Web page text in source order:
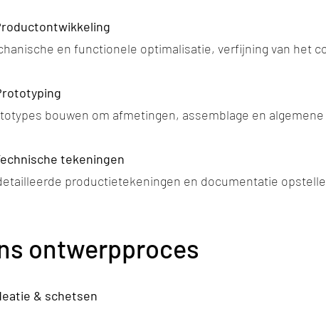
en functionele optimalisatie, verfijning van het
bouwen om afmetingen, assemblage en
tekeningen
productietekeningen en documentatie
ontwerpproces
& schetsen